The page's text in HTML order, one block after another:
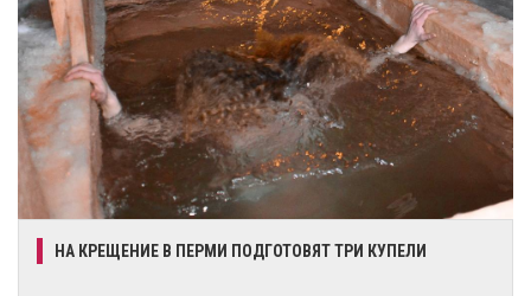
​НА КРЕЩЕНИЕ В ПЕРМИ ПОДГОТОВЯТ ТРИ КУПЕЛИ